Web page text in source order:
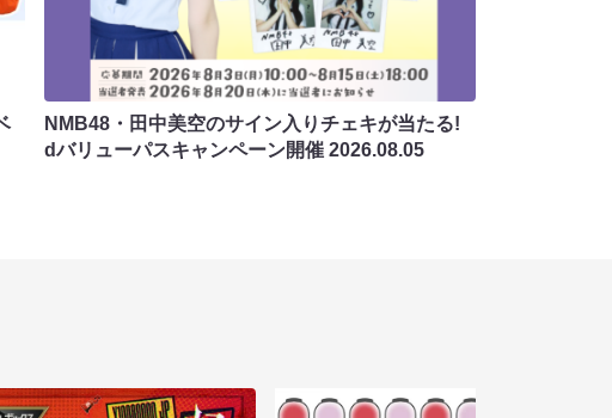
NMB48・田中美空のサイン入りチェキが当たる!
dバリューパスキャンペーン開催 2026.08.05